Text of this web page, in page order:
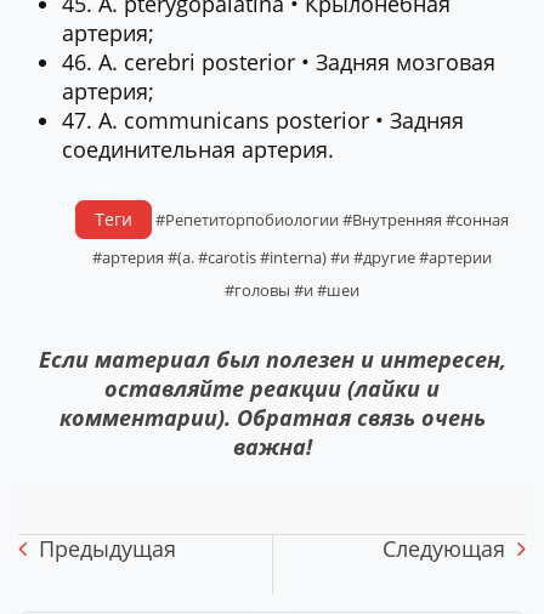
артерия;
46. A. cerebri posterior • Задняя мозговая
артерия;
47. A. communicans posterior • Задняя
соединительная артерия.
Теги #Репетиторпобиологии#Внутренняя #сонная
#артерия #(a.#carotis#interna)#и#другие#артерии
#головы #и#шеи
Если материал был полезен и интересен,
оставляйте реакции (лайки и
комментарии). Обратная связь очень
важна!
Предыдущая Следующая